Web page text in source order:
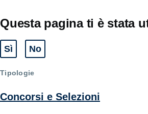
Questa pagina ti è stata
Sì
Tipologie
Concorsi e Selezioni